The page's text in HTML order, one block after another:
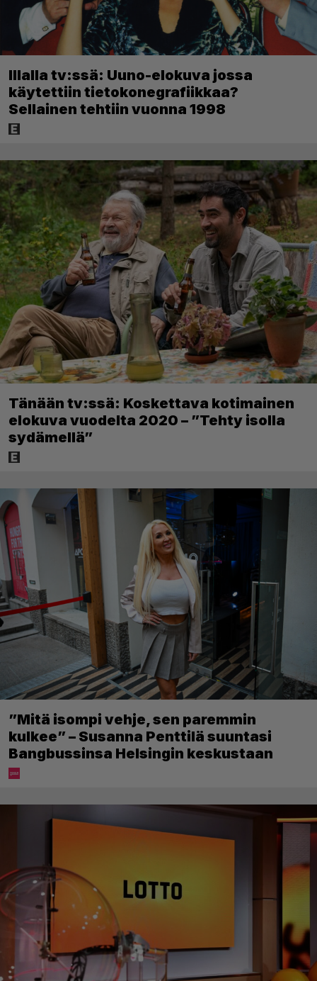
Illalla tv:ssä: Uuno-elokuva jossa
käytettiin tietokonegrafiikkaa?
Sellainen tehtiin vuonna 1998
Tänään tv:ssä: Koskettava kotimainen
elokuva vuodelta 2020 – ”Tehty isolla
sydämellä”
”Mitä isompi vehje, sen paremmin
kulkee” – Susanna Penttilä suuntasi
Bangbussinsa Helsingin keskustaan